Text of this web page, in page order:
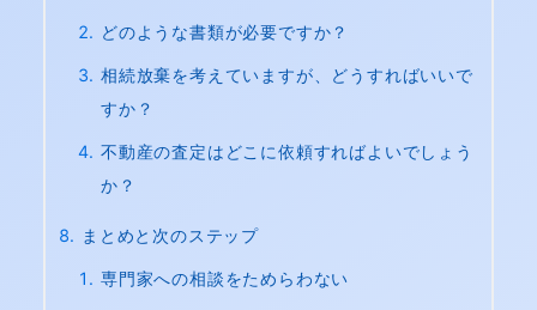
どのような書類が必要ですか？
相続放棄を考えていますが、どうすればいいで
すか？
不動産の査定はどこに依頼すればよいでしょう
か？
まとめと次のステップ
専門家への相談をためらわない